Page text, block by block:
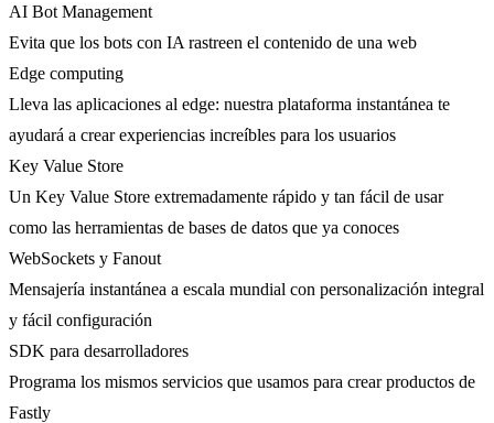
AI Bot Management
Evita que los bots con IA rastreen el contenido de una web
Edge computing
Lleva las aplicaciones al edge: nuestra plataforma instantánea te
ayudará a crear experiencias increíbles para los usuarios
Key Value Store
Un Key Value Store extremadamente rápido y tan fácil de usar
como las herramientas de bases de datos que ya conoces
WebSockets y Fanout
Mensajería instantánea a escala mundial con personalización integral
y fácil configuración
SDK para desarrolladores
Programa los mismos servicios que usamos para crear productos de
Fastly